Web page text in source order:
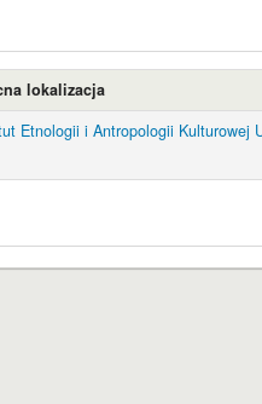
lokalizacja
Etnologii i Antropologii Kulturowej